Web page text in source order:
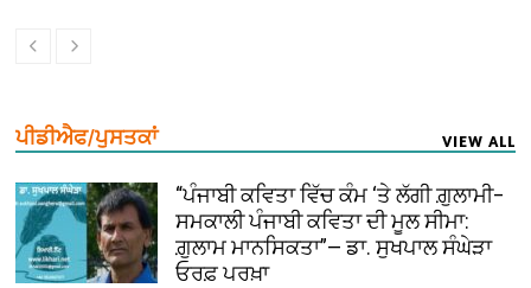
ਪੀਡੀਐਫ/ਪੁਸਤਕਾਂ VIEW ALL
“ਪੰਜਾਬੀ ਕਵਿਤਾ ਵਿੱਚ ਕੰਮ ‘ਤੇ ਲੱਗੀ ਗ਼ੁਲਾਮੀ–
ਸਮਕਾਲੀ ਪੰਜਾਬੀ ਕਵਿਤਾ ਦੀ ਮੂਲ ਸੀਮਾ:
ਗ਼ੁਲਾਮ ਮਾਨਸਿਕਤਾ”— ਡਾ. ਸੁਖਪਾਲ ਸੰਘੇੜਾ
ਓਰਫ਼ ਪਰਖ਼ਾ